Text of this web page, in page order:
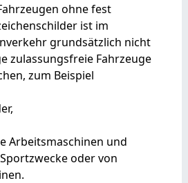
ohne fest
ist im
grundsätzlich nicht
zulassungsfreie Fahrzeuge
zum Beispiel
Arbeitsmaschinen und
oder von